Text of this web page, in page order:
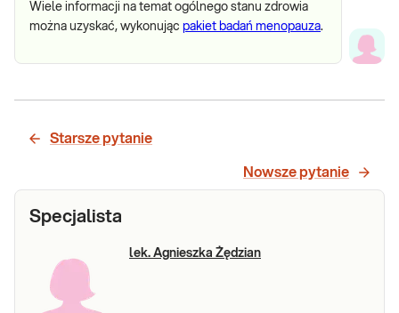
Wiele informacji na temat ogólnego stanu zdrowia
można uzyskać, wykonując pakiet badań menopauza.
Starsze pytanie
Nowsze pytanie
Specjalista
lek. Agnieszka Żędzian